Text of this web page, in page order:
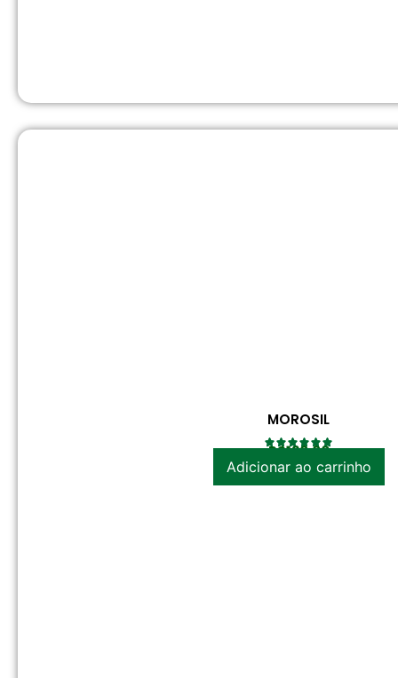
MOROSIL
R$120.00
Adicionar ao carrinho